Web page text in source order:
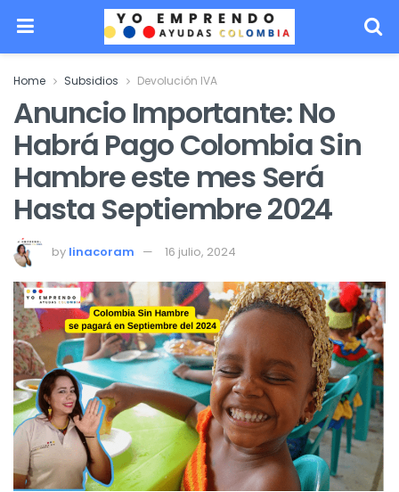
Home Subsidios Devolución IVA
Anuncio Importante: No
Habrá Pago Colombia Sin
Hambre este mes Será
Hasta Septiembre 2024
by linacoram 16 julio, 2024